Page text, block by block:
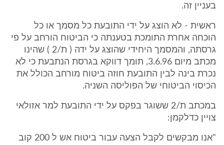
בעניין זה.
ראשית - לא הוצג על ידי התובעת כל מסמך או כל
הוכחה אחרת התומכת בטענתה כי הביטוח הורחב על פי
גרסתה, והמסמך היחידי שהוצג על ידה ( ת/2 ) שהינו
מכתב מיום 3.6.96, תומך דווקא בגרסת הנתבעת כי לא
נכרת בינה לבין התובעת חוזה ביטוח מורחב הכולל את
הכיסוי הביטוחי של הפוליסה השניה.
במכתב ת/2 ששוגר בפקס על ידי התובעת למר אזולאי
צויין כדלקמן:
"אנו מבקשים לקבל הצעה עבור ביטוח אש ל 200 קוב